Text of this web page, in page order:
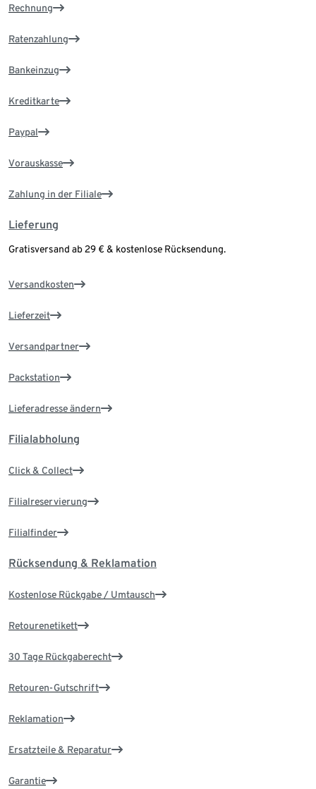
Rechnung
Ratenzahlung
Bankeinzug
Kreditkarte
Paypal
Vorauskasse
Zahlung in der Filiale
Lieferung
Gratisversand ab 29 € & kostenlose Rücksendung.
Versandkosten
Lieferzeit
Versandpartner
Packstation
Lieferadresse ändern
Filialabholung
Click & Collect
Filialreservierung
Filialfinder
Rücksendung & Reklamation
Kostenlose Rückgabe / Umtausch
Retourenetikett
30 Tage Rückgaberecht
Retouren-Gutschrift
Reklamation
Ersatzteile & Reparatur
Garantie